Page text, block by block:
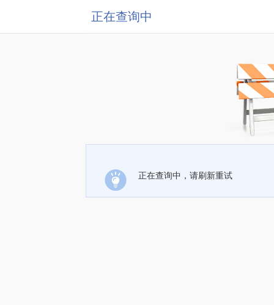
正在查询中
正在查询中，请刷新重试